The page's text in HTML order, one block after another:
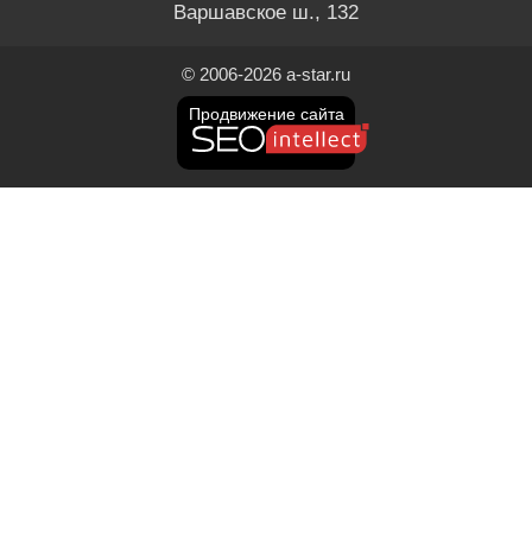
Варшавское ш., 132
© 2006-2026 a-star.ru
Продвижение сайта